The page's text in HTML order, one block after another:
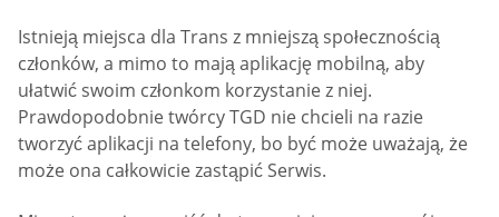
Istnieją miejsca dla Trans z mniejszą społecznością
członków, a mimo to mają aplikację mobilną, aby
ułatwić swoim członkom korzystanie z niej.
Prawdopodobnie twórcy TGD nie chcieli na razie
tworzyć aplikacji na telefony, bo być może uważają, że
może ona całkowicie zastąpić Serwis.